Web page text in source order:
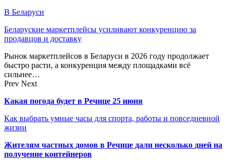
В Беларуси
Беларуские маркетплейсы усиливают конкуренцию за
продавцов и доставку
Рынок маркетплейсов в Беларуси в 2026 году продолжает
быстро расти, а конкуренция между площадками всё
сильнее…
Prev Next
Какая погода будет в Речице 25 июня
Как выбрать умные часы для спорта, работы и повседневной
жизни
Жителям частных домов в Речице дали несколько дней на
получение контейнеров